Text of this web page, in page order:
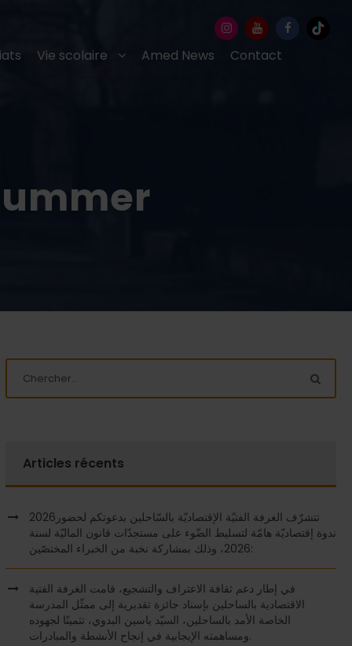
Vie scolaire Amed News Contact
Articles récents
2026تتشرّف الغرفة الفتيّة الإقتصاديّة بالسّاحلين بدعوتكم لحضور
ندوة إقتصاديّة هامّة لتسليط الضّوء على مستجدّات قانون الماليّة لسنة
2026، وذلك بمشاركة نخبة من الخبراء المختصّين:
في إطار دعم ثقافة الاعتراف والتشجيع، قامت الغرفة الفتية
الاقتصادية بالساحلين بإسناد جائزة تقديرية إلى ممثّل المدرسة
الخاصة الأمد بالساحلين، السيّد ياسين البدوي، تثمينًا لجهوده
ومساهمته الإيجابية في إنجاح الأنشطة والمبادرات.